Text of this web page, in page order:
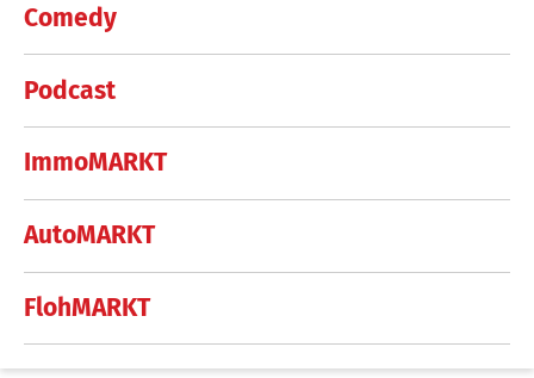
Comedy
Podcast
ImmoMARKT
AutoMARKT
FlohMARKT